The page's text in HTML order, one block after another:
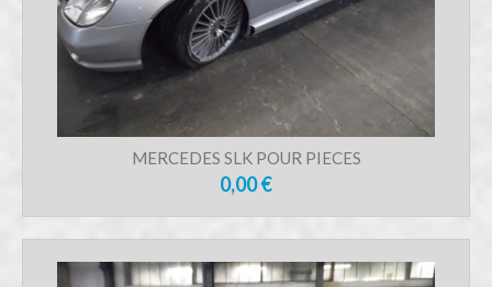
MERCEDES SLK POUR PIECES
0,00 €